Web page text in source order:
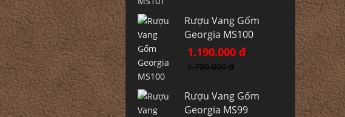
Rượu Vang Gốm
Georgia MS100
1.190.000 đ
1.700.000 đ
Rượu Vang Gốm
Georgia MS99